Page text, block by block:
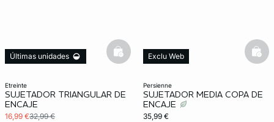
etreinte
SUJETADOR TRIANGULAR DE
ENCAJE
16,99 €32,99 €
Últimas unidades
basketfull
persienne
SUJETADOR MEDIA COPA DE
ENCAJE
35,99 €
Exclu Web